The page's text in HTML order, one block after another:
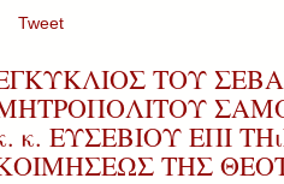
Tweet
ΤΟΥ
κ. ΕΥΣΕΒΙΟΥ ΕΠΙ
ΤΗΣ